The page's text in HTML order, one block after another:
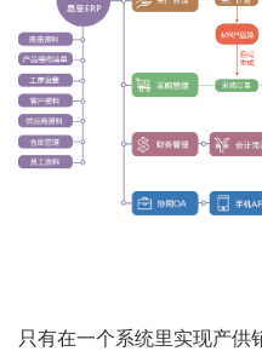
只有在一个系统里实现产供